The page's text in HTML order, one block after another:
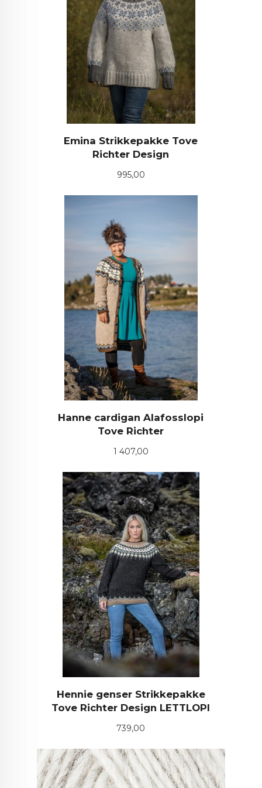
Emina Strikkepakke Tove
Richter Design
Pris
995,00
Hanne cardigan Alafosslopi
Tove Richter
Pris
1 407,00
Hennie genser Strikkepakke
Tove Richter Design LETTLOPI
Pris
739,00